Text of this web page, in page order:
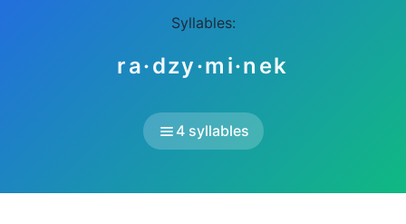
Syllables:
ra·dzy·mi·nek
4 syllables